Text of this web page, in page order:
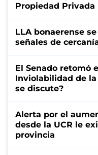
Propiedad Privada
LLA bonaerense
señales de
El Senado retomó
Inviolabilidad de
se discute?
Alerta por el
desde la UCR le
provincia